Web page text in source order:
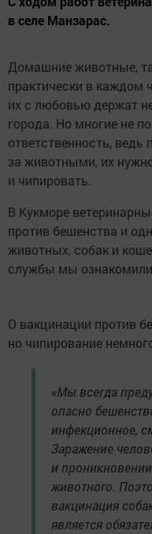
в селе Манзарас.
Домашние животные,
практически в каждом
их с любовью держат
города. Но многие не
ответственность,
за животными, их
и чипировать.
В Кукморе
против бешенства и
животных, собак и
службы мы
О вакцинации против
но чипирование
«Мы всегда
опасно
инфекционное,
Заражение
и
животного.
вакцинация
является